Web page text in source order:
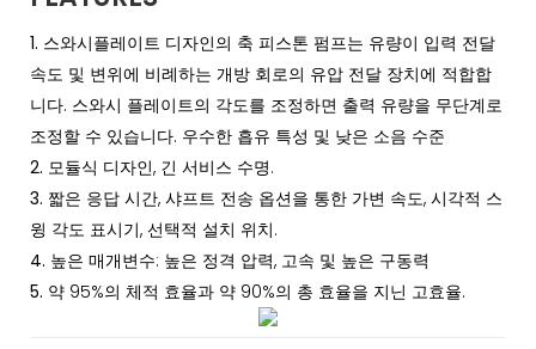
1. 스와시플레이트 디자인의 축 피스톤 펌프는 유량이 입력 전달
속도 및 변위에 비례하는 개방 회로의 유압 전달 장치에 적합합
니다. 스와시 플레이트의 각도를 조정하면 출력 유량을 무단계로
조정할 수 있습니다. 우수한 흡유 특성 및 낮은 소음 수준
2. 모듈식 디자인, 긴 서비스 수명.
3. 짧은 응답 시간, 샤프트 전송 옵션을 통한 가변 속도, 시각적 스
윙 각도 표시기, 선택적 설치 위치.
4. 높은 매개변수: 높은 정격 압력, 고속 및 높은 구동력
5. 약 95%의 체적 효율과 약 90%의 총 효율을 지닌 고효율.